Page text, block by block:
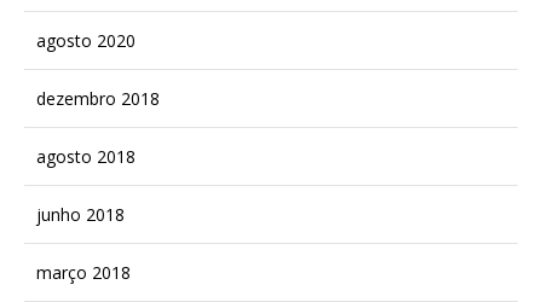
agosto 2020
dezembro 2018
agosto 2018
junho 2018
março 2018